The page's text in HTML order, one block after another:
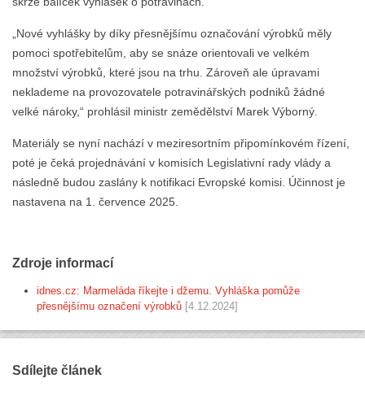
„Nové vyhlášky by díky přesnějšímu označování výrobků měly
pomoci spotřebitelům, aby se snáze orientovali ve velkém
množství výrobků, které jsou na trhu. Zároveň ale úpravami
neklademe na provozovatele potravinářských podniků žádné
velké nároky,“ prohlásil ministr zemědělství Marek Výborný.
Materiály se nyní nachází v meziresortním připomínkovém řízení,
poté je čeká projednávání v komisích Legislativní rady vlády a
následně budou zaslány k notifikaci Evropské komisi. Účinnost je
nastavena na 1. července 2025.
Zdroje informací
idnes.cz: Marmeláda říkejte i džemu. Vyhláška pomůže
přesnějšímu označení výrobků [4.12.2024]
Sdílejte článek